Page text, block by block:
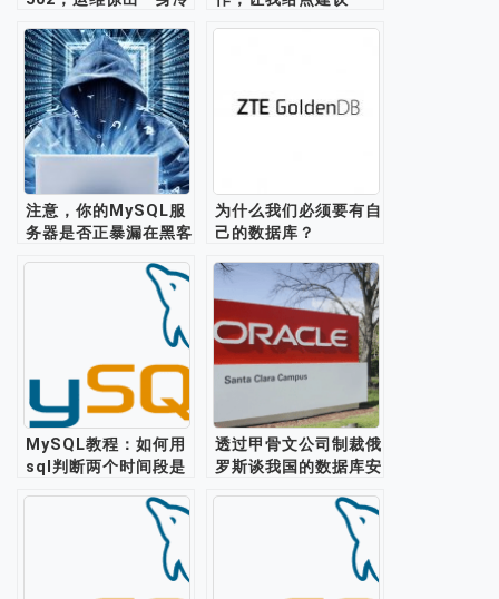
注意，你的MySQL服
务器是否正暴漏在黑客
为什么我们必须要有自
己的数据库？
MySQL教程：如何用
sql判断两个时间段是
透过甲骨文公司制裁俄
罗斯谈我国的数据库安